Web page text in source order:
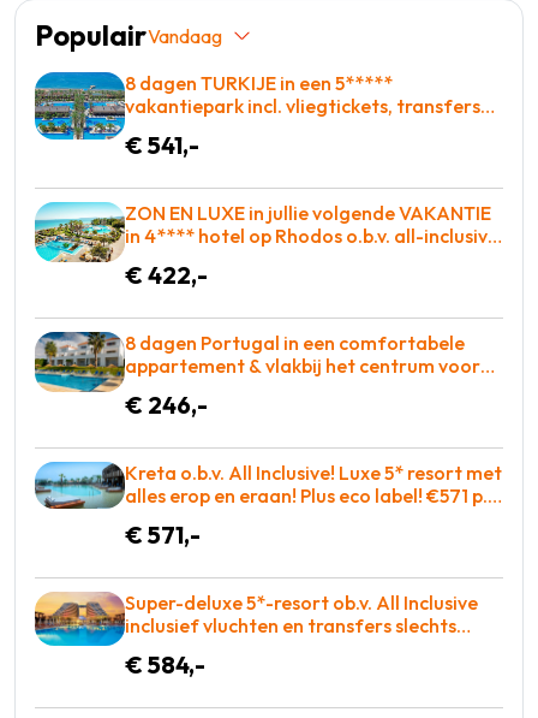
PopulairVandaag
8 dagen TURKIJE in een 5*****
vakantiepark incl. vliegtickets, transfers
€ 541,-
ZON EN LUXE in jullie volgende VAKANTIE
in 4**** hotel op Rhodos o.b.v. all-inclusive
€ 422,-
8 dagen Portugal in een comfortabele
appartement & vlakbij het centrum voor
€ 246,-
Kreta o.b.v. All Inclusive! Luxe 5* resort met
alles erop en eraan! Plus eco label! €571 p.p.
€ 571,-
Super-deluxe 5*-resort ob.v. All Inclusive
inclusief vluchten en transfers slechts
€ 584,-